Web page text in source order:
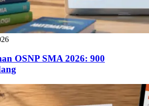
OSNP SMA 2026: 900